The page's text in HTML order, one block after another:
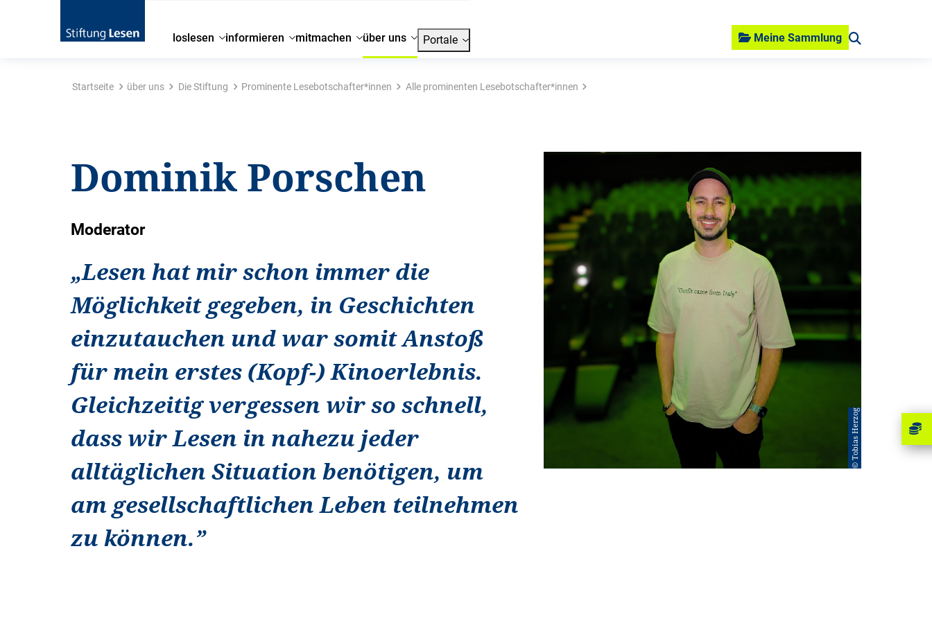
loslesen informieren mitmachen über uns Portale Meine Sammlung
Startseite über uns Die Stiftung Prominente Lesebotschafter*innen Alle prominenten Lesebotschafter*innen
Dominik Porschen
Moderator
„Lesen hat mir schon immer die
Möglichkeit gegeben, in Geschichten
einzutauchen und war somit Anstoß
für mein erstes (Kopf-) Kinoerlebnis.
Gleichzeitig vergessen wir so schnell,
dass wir Lesen in nahezu jeder
alltäglichen Situation benötigen, um
am gesellschaftlichen Leben teilnehmen
zu können.”
© Tobias Herzog